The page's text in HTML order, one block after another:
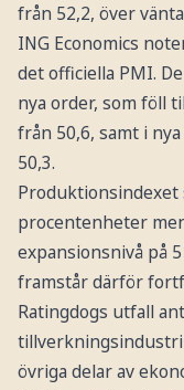
från 52,2, över
ING Economics
det officiella PMI.
nya order, som föll
från 50,6, samt i
50,3.
Produktionsindexet
procentenheter
expansionsnivå på
framstår därför
Ratingdogs utfall
övriga delar av